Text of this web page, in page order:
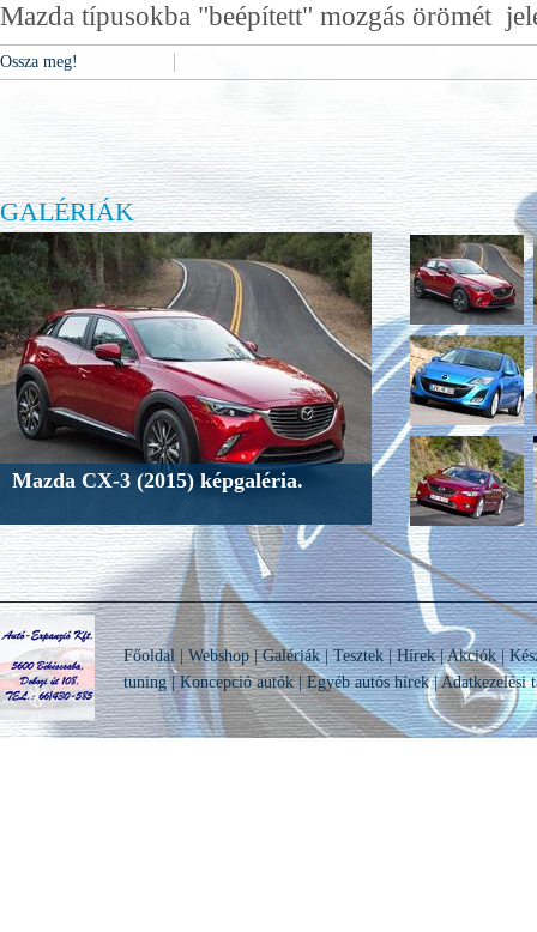
Mazda típusokba "beépített" mozgás örömét
Ossza meg!
GALÉRIÁK
Mazda CX-3 (2015) képgaléria.
Főoldal |Webshop|Galériák|Tesztek|Hírek|Akciók|
tuning|Koncepció autók| Egyéb autós hírek|Adatkezelési